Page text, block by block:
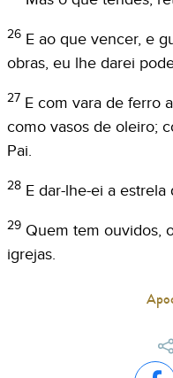
26 E ao que vencer, e
obras, eu lhe darei
27 E com vara de ferro
como vasos de oleiro;
Pai.
28 E dar-lhe-ei a estrela
29 Quem tem ouvidos,
igrejas.